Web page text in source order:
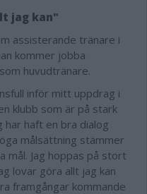
jag kan"
assisterande tränare i
kommer jobba
huvudtränare.
inför mitt uppdrag i
klubb som är på stark
har haft en bra dialog
målsättning stämmer
mål. Jag hoppas på stort
lovar göra allt jag kan
framgångar kommande